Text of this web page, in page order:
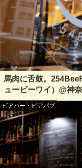
馬肉に舌鼓。
ュービーワイ）@神
ビアバー・ビアパブ